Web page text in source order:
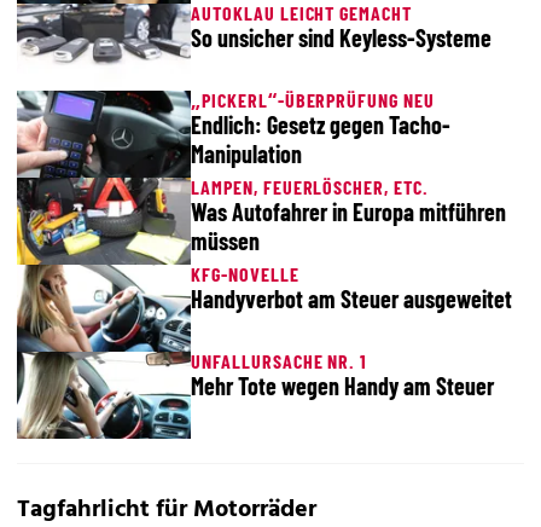
AUTOKLAU LEICHT GEMACHT
So unsicher sind Keyless-Systeme
„PICKERL“-ÜBERPRÜFUNG NEU
Endlich: Gesetz gegen Tacho-
Manipulation
LAMPEN, FEUERLÖSCHER, ETC.
Was Autofahrer in Europa mitführen
müssen
KFG-NOVELLE
Handyverbot am Steuer ausgeweitet
UNFALLURSACHE NR. 1
Mehr Tote wegen Handy am Steuer
Tagfahrlicht für Motorräder